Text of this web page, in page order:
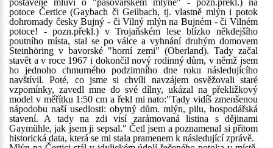
postavené mluví o "pasovarském mlýně" - pozn.překl.) na
potoce Čertice (Gaybach či Geilbach, tj. vlastně mlýn i potok
dohromady česky Bujný - či Vilný mlýn na Bujném - či Vilném
potoce! - pozn.překl.) v Trojaňském lese blízko někdejšího
poutního místa, stal se po válce a vyhnání druhým domovem
Steinhöring v bavorské "horní zemi" (Oberland). Tady začal
stavět a v roce 1967 i dokončil nový rodinný dům, v němž jsem
ho jednoho chmurného podzimního dne roku následujícího
navštívil. Poté, co jsme si chvíli navzájem osvěžovali staré
vzpomínky, zavedl mne do své dílny, ukázal na překližkový
model v měřítku 1:50 cm a řekl mi nato:"Tady vidíš zmenšenou
nápodobu naší usedlosti: obytný dům. mlýn, pilu, hospodářská
stavení. A tady na zdi visí zarámovaná listina s dějinami
Gaymühle, jak jsem ji sepsal." Četl jsem a poznamenal si přitom
historická data, která se mi stala pramenem k následující zprávě.